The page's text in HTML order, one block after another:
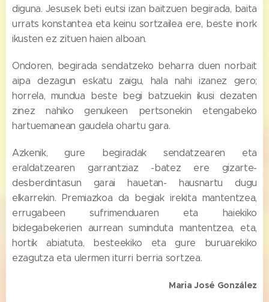
diguna. Jesusek beti eutsi izan baitzuen begirada, baita
urrats konstantea eta keinu sortzailea ere, beste inork
ikusten ez zituen haien alboan.
Ondoren, begirada sendatzeko beharra duen norbait
aipa dezagun eskatu zaigu, hala nahi izanez gero;
horrela, mundua beste begi batzuekin ikusi dezaten
zinez nahiko genukeen pertsonekin etengabeko
hartuemanean gaudela ohartu gara.
Azkenik, gure begiradak sendatzearen eta
eraldatzearen garrantziaz -batez ere gizarte-
desberdintasun garai hauetan- hausnartu dugu
elkarrekin. Premiazkoa da begiak irekita mantentzea,
errugabeen sufrimenduaren eta haiekiko
bidegabekerien aurrean suminduta mantentzea, eta,
hortik abiatuta, besteekiko eta gure buruarekiko
ezagutza eta ulermen iturri berria sortzea.
Maria José González